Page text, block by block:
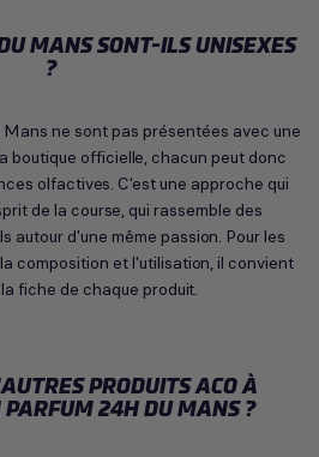
MANS SONT-ILS UNISEXES
?
Mans ne sont pas présentées avec une
boutique officielle, chacun peut donc
olfactives. C'est une approche qui
de la course, qui rassemble des
autour d'une même passion. Pour les
composition et l'utilisation, il convient
fiche de chaque produit.
PRODUITS ACO À
PARFUM 24H DU MANS ?